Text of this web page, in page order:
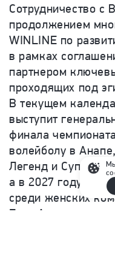
Сотрудничество с
продолжением
WINLINE по
в рамках
партнером
проходящих под
В текущем
выступит
финала
волейболу в
Легенд и
а в 2027 году
среди женских
Гиви Ахвледиани.